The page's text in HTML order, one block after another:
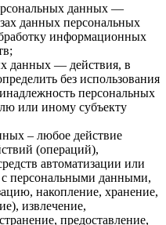
данных —
данных персональных
информационных
данных — действия, в
без использования
персональных
или иному субъекту
– любое действие
(операций),
автоматизации или
с персональными данными,
накопление, хранение,
извлечение,
предоставление,